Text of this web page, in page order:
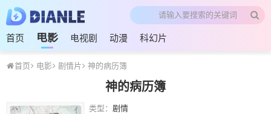
首页 电影 电视剧 动漫 科幻片
首页 电影 剧情片 神的病历簿
神的病历簿
类型： 剧情